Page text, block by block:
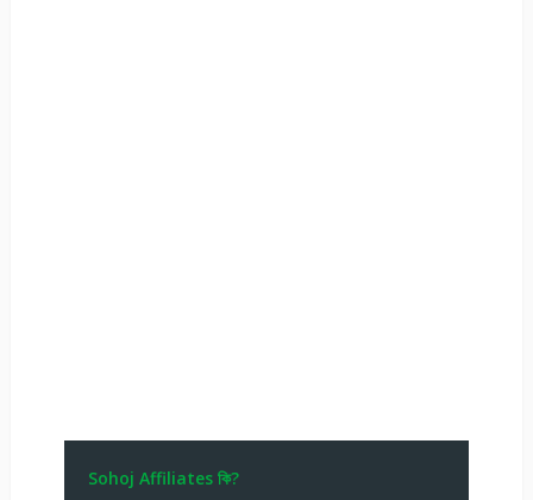
Sohoj Affiliates কি?